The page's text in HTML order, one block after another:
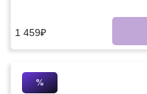
1 459₽
%